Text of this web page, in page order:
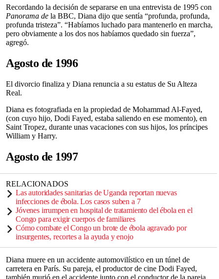
Recordando la decisión de separarse en una entrevista de 1995 con
Panorama de la BBC, Diana dijo que sentía “profunda, profunda,
profunda tristeza”. “Habíamos luchado para mantenerlo en marcha,
pero obviamente a los dos nos habíamos quedado sin fuerza”,
agregó.
Agosto de 1996
El divorcio finaliza y Diana renuncia a su estatus de Su Alteza
Real.
Diana es fotografiada en la propiedad de Mohammad Al-Fayed,
(con cuyo hijo, Dodi Fayed, estaba saliendo en ese momento), en
Saint Tropez, durante unas vacaciones con sus hijos, los príncipes
William y Harry.
Agosto de 1997
RELACIONADOS
Las autoridades sanitarias de Uganda reportan nuevas
infecciones de ébola. Los casos suben a 7
Jóvenes irrumpen en hospital de tratamiento del ébola en el
Congo para exigir cuerpos de familiares
Cómo combate el Congo un brote de ébola agravado por
insurgentes, recortes a la ayuda y enojo
Diana muere en un accidente automovilístico en un túnel de
carretera en París. Su pareja, el productor de cine Dodi Fayed,
también murió en el accidente junto con el conductor de la pareja,